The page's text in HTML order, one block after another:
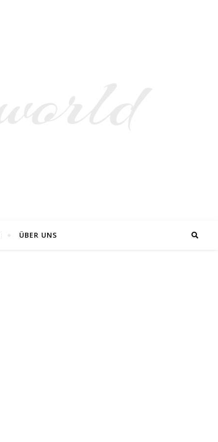
ÜBER UNS